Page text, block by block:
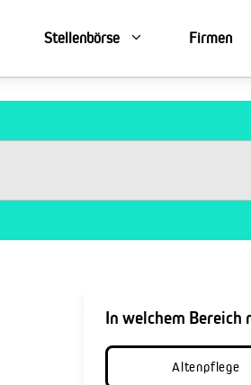
Stellenbörse Firmen
In welchem Bereich
Altenpflege